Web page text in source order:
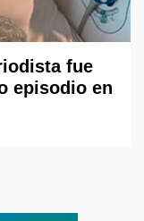
fue
episodio en